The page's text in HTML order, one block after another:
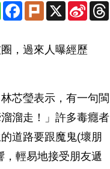
Line Facebook
Plurk X
Sina
，過來人曝經歷
芯瑩表示，有一句閩
溜走！」許多毒癮者
道路要跟魔鬼(壞朋
，輕易地接受朋友遞